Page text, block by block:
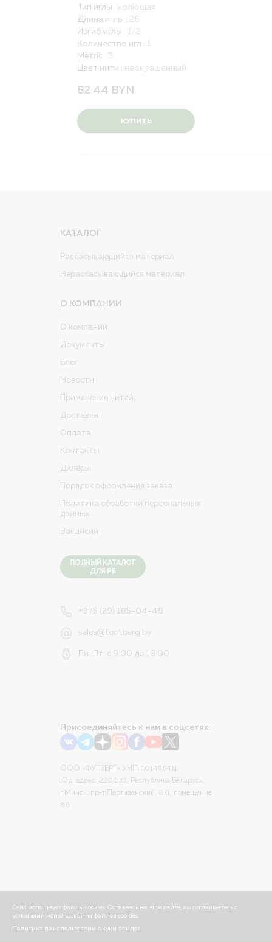
Тип иглы : колющая
Длина иглы : 26
Изгиб иглы : 1/2
Количество игл : 1
Metric : 3
Цвет нити : неокрашенный
82.44 BYN
КУПИТЬ
КАТАЛОГ
Рассасывающийся материал
Нерассасывающийся материал
О КОМПАНИИ
О компании
Документы
Блог
Новости
Применение нитей
Доставка
Оплата
Контакты
Дилеры
Порядок оформления заказа
Политика обработки персональных
данных
Вакансии
ПОЛНЫЙ КАТАЛОГ
ДЛЯ РБ
+375 (29) 185-04-48
sales@footberg.by
Пн-Пт: с 9:00 до 18:00
Присоединяйтесь к нам в соцсетях:
ООО «ФУТБЕРГ» УНП: 101496411
Юр. адрес: 220033, Республика Беларусь,
г.Минск, пр-т Партизанский, 8/1, помещение
86
Сайт использует файлы cookies. Оставаясь на этом сайте, вы соглашаетесь с
условиями использования файлов cookies.
Политика по использованию куки файлов